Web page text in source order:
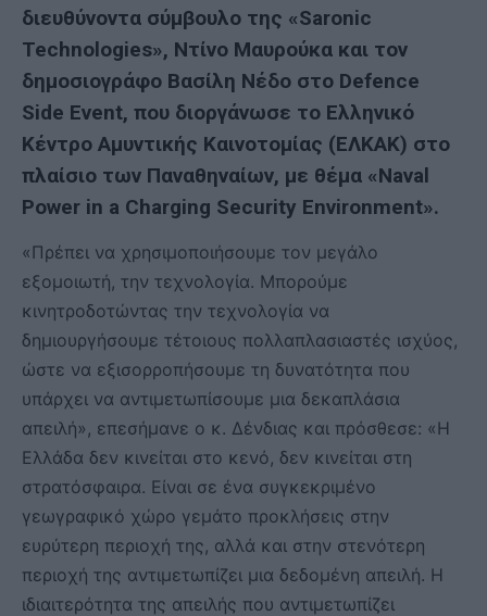
διευθύνοντα σύμβουλο της «Saronic
Technologies», Ντίνο Μαυρούκα και τον
δημοσιογράφο Βασίλη Νέδο στο Defence
Side Event, που διοργάνωσε το Ελληνικό
Κέντρο Αμυντικής Καινοτομίας (ΕΛΚΑΚ) στο
πλαίσιο των Παναθηναίων, με θέμα «Naval
Power in a Charging Security Environment».
«Πρέπει να χρησιμοποιήσουμε τον μεγάλο
εξομοιωτή, την τεχνολογία. Μπορούμε
κινητροδοτώντας την τεχνολογία να
δημιουργήσουμε τέτοιους πολλαπλασιαστές ισχύος,
ώστε να εξισορροπήσουμε τη δυνατότητα που
υπάρχει να αντιμετωπίσουμε μια δεκαπλάσια
απειλή», επεσήμανε ο κ. Δένδιας και πρόσθεσε: «Η
Ελλάδα δεν κινείται στο κενό, δεν κινείται στη
στρατόσφαιρα. Είναι σε ένα συγκεκριμένο
γεωγραφικό χώρο γεμάτο προκλήσεις στην
ευρύτερη περιοχή της, αλλά και στην στενότερη
περιοχή της αντιμετωπίζει μια δεδομένη απειλή. Η
ιδιαιτερότητα της απειλής που αντιμετωπίζει